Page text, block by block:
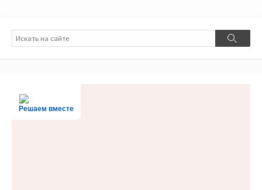
Поиск
Поиск
Решаем вместе